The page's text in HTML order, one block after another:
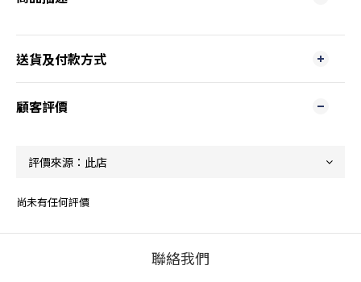
送貨及付款方式
顧客評價
尚未有任何評價
聯絡我們